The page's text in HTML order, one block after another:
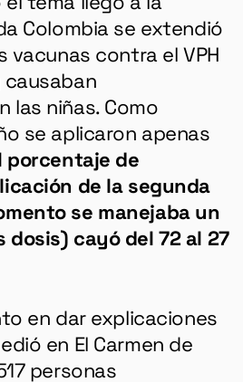
Colombia se extendió
vacunas contra el VPH
las niñas. Como
se aplicaron apenas
porcentaje de
de la segunda
se manejaba un
dosis) cayó del 72 al 27
en dar explicaciones
en El Carmen de
personas